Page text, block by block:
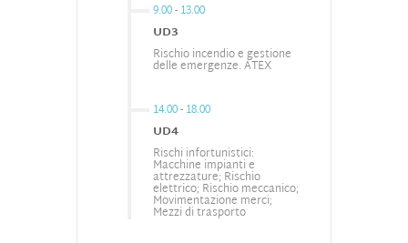
9.00-13.00
UD3
Rischio incendio e gestione
delle emergenze. ATEX
14.00-18.00
UD4
Rischi infortunistici:
Macchine impianti e
attrezzature; Rischio
elettrico; Rischio meccanico;
Movimentazione merci;
Mezzi di trasporto